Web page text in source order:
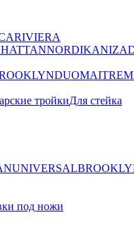
RIVIERA
NORDIKANIZA
DUOMAITRE
тройкиДля стейка
UNIVERSAL
под ножи